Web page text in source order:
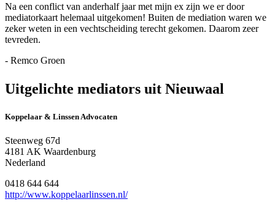
Na een conflict van anderhalf jaar met mijn ex zijn we er door
mediatorkaart helemaal uitgekomen! Buiten de mediation waren we
zeker weten in een vechtscheiding terecht gekomen. Daarom zeer
tevreden.
- Remco Groen
Uitgelichte mediators uit Nieuwaal
Koppelaar & Linssen Advocaten
Steenweg 67d
4181 AK Waardenburg
Nederland
0418 644 644
http://www.koppelaarlinssen.nl/